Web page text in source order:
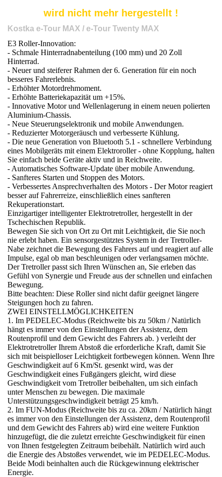
wird nicht mehr hergestellt !
Kostka e-Tour MAX / e-Tour Twenty MAX
E3 Roller-Innovation:
- Schmale Hinterradnabenteilung (100 mm) und 20 Zoll
Hinterrad.
- Neuer und steiferer Rahmen der 6. Generation für ein noch
besseres Fahrerlebnis.
- Erhöhter Motordrehmoment.
- Erhöhte Batteriekapazität um +15%.
- Innovative Motor und Wellenlagerung in einem neuen polierten
Aluminium-Chassis.
- Neue Steuerungselektronik und mobile Anwendungen.
- Reduzierter Motorgeräusch und verbesserte Kühlung.
- Die neue Generation von Bluetooth 5.1 - schnellere Verbindung
eines Mobilgeräts mit einem Elektroroller - ohne Kopplung, halten
Sie einfach beide Geräte aktiv und in Reichweite.
- Automatisches Software-Update über mobile Anwendung.
- Sanfteres Starten und Stoppen des Motors.
- Verbessertes Ansprechverhalten des Motors - Der Motor reagiert
besser auf Fahrerreize, einschließlich eines sanfteren
Rekuperationstart.
Einzigartiger intelligenter Elektrotretroller, hergestellt in der
Tschechischen Republik.
Bewegen Sie sich von Ort zu Ort mit Leichtigkeit, die Sie noch
nie erlebt haben. Ein sensorgestütztes System in der Tretroller-
Nabe zeichnet die Bewegung des Fahrers auf und reagiert auf alle
Impulse, egal ob man beschleunigen oder verlangsamen möchte.
Der Tretroller passt sich Ihren Wünschen an, Sie erleben das
Gefühl von Synergie und Freude aus der schnellen und einfachen
Bewegung.
Bitte beachten: Diese Roller sind nicht dafür geeignet längere
Steigungen hoch zu fahren.
ZWEI EINSTELLMÖGLICHKEITEN
1. Im PEDELEC-Modus (Reichweite bis zu 50km / Natürlich
hängt es immer von den Einstellungen der Assistenz, dem
Routenprofil und dem Gewicht des Fahrers ab. ) verleiht der
Elektrotretroller Ihrem Abstoß die erforderliche Kraft, damit Sie
sich mit beispielloser Leichtigkeit fortbewegen können. Wenn Ihre
Geschwindigkeit auf 6 Km/St. gesenkt wird, was der
Geschwindigkeit eines Fußgängers gleicht, wird diese
Geschwindigkeit vom Tretroller beibehalten, um sich einfach
unter Menschen zu bewegen. Die maximale
Unterstützungsgeschwindigkeit beträgt 25 km/h.
2. Im FUN-Modus (Reichweite bis zu ca. 20km / Natürlich hängt
es immer von den Einstellungen der Assistenz, dem Routenprofil
und dem Gewicht des Fahrers ab) wird eine weitere Funktion
hinzugefügt, die die zuletzt erreichte Geschwindigkeit für einen
von Ihnen festgelegten Zeitraum beibehält. Natürlich wird auch
die Energie des Abstoßes verwendet, wie im PEDELEC-Modus.
Beide Modi beinhalten auch die Rückgewinnung elektrischer
Energie.